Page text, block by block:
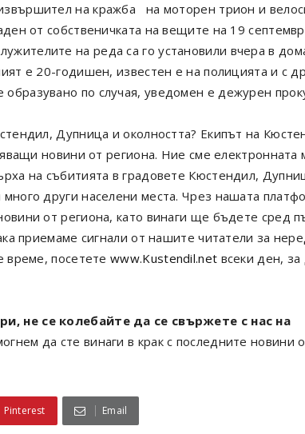
на кражба на моторен трион и
от собственичката на вещите на 19
на реда са го установили вчера в
е 20-годишен, известен е на полицията и с
по случая, уведомен е дежурен
Дупница и околността? Екипът на
новини от региона. Ние сме електронната
на събитията в градовете Кюстендил,
други населени места. Чрез нашата
от региона, като винаги ще бъдете сред
приемаме сигнали от нашите читатели за
време, посететеwww.Kustendil.net всеки ден, за
не се колебайте да се свържете с нас на
да сте винаги в крак с последните новини
Pinterest Email